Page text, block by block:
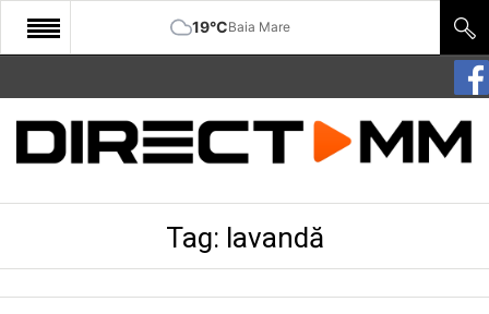
19°CBaia Mare
START
COMUNITATE
Tag: lavandă